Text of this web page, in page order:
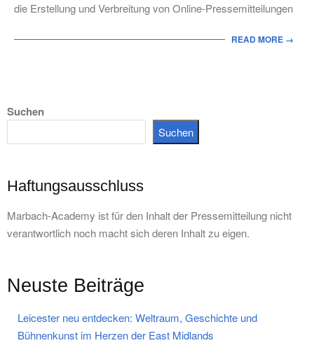
die Erstellung und Verbreitung von Online-Pressemitteilungen
READ MORE →
Suchen
Suchen
Haftungsausschluss
Marbach-Academy ist für den Inhalt der Pressemitteilung nicht
verantwortlich noch macht sich deren Inhalt zu eigen.
Neuste Beiträge
Leicester neu entdecken: Weltraum, Geschichte und
Bühnenkunst im Herzen der East Midlands